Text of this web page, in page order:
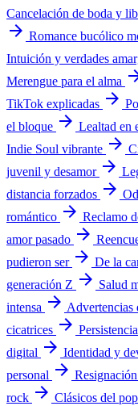
Cancelación de boda y
arrow_forward Romance bucólico
Intuición y verdades
Merengue para el alma
TikTok explicadas arrow_forward
el bloque arrow_forward Lealtad en
Indie Soul vibrante arrow_forward
juvenil y desamor arrow_forward
distancia forzados arrow_forward
romántico arrow_forward Reclamo
amor pasado arrow_forward
pudieron ser arrow_forward De la
generación Z arrow_forward Salud
intensa arrow_forward Advertencias
cicatrices arrow_forward
digital arrow_forward Identidad y
personal arrow_forward
rock arrow_forward Clásicos del